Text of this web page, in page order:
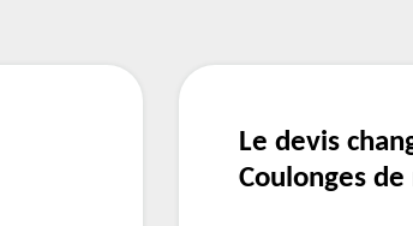
Le devis
Coulonges